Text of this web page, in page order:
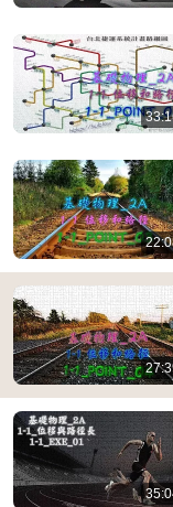
基礎物理
王耀輝 • 1.6K